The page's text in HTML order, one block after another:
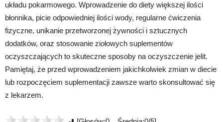
układu pokarmowego. Wprowadzenie do diety większej ilości
błonnika, picie odpowiedniej ilości wody, regularne ćwiczenia
fizyczne, unikanie przetworzonej żywności i sztucznych
dodatków, oraz stosowanie ziołowych suplementów
oczyszczających to skuteczne sposoby na oczyszczenie jelit.
Pamiętaj, że przed wprowadzeniem jakichkolwiek zmian w diecie
lub rozpoczęciem suplementacji zawsze warto skonsultować się
z lekarzem.